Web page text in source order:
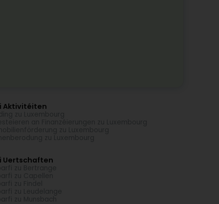
Aktivitéiten
Uertschaften